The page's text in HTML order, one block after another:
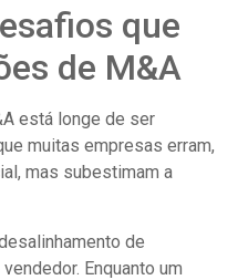
que
de M&A
está longe de ser
muitas empresas erram,
mas subestimam a
de
Enquanto um